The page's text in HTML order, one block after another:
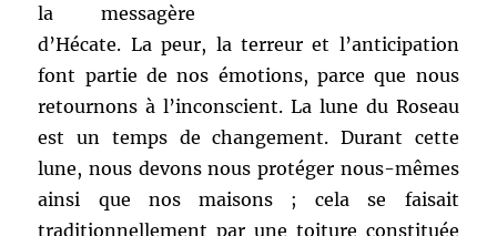
la messagère
d’Hécate. La peur, la terreur et l’anticipation
font partie de nos émotions, parce que nous
retournons à l’inconscient. La lune du Roseau
est un temps de changement. Durant cette
lune, nous devons nous protéger nous-mêmes
ainsi que nos maisons ; cela se faisait
traditionnellement par une toiture constituée